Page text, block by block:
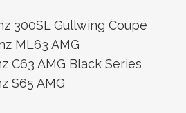
300SL Gullwing Coupe
ML63 AMG
C63 AMG Black Series
S65 AMG